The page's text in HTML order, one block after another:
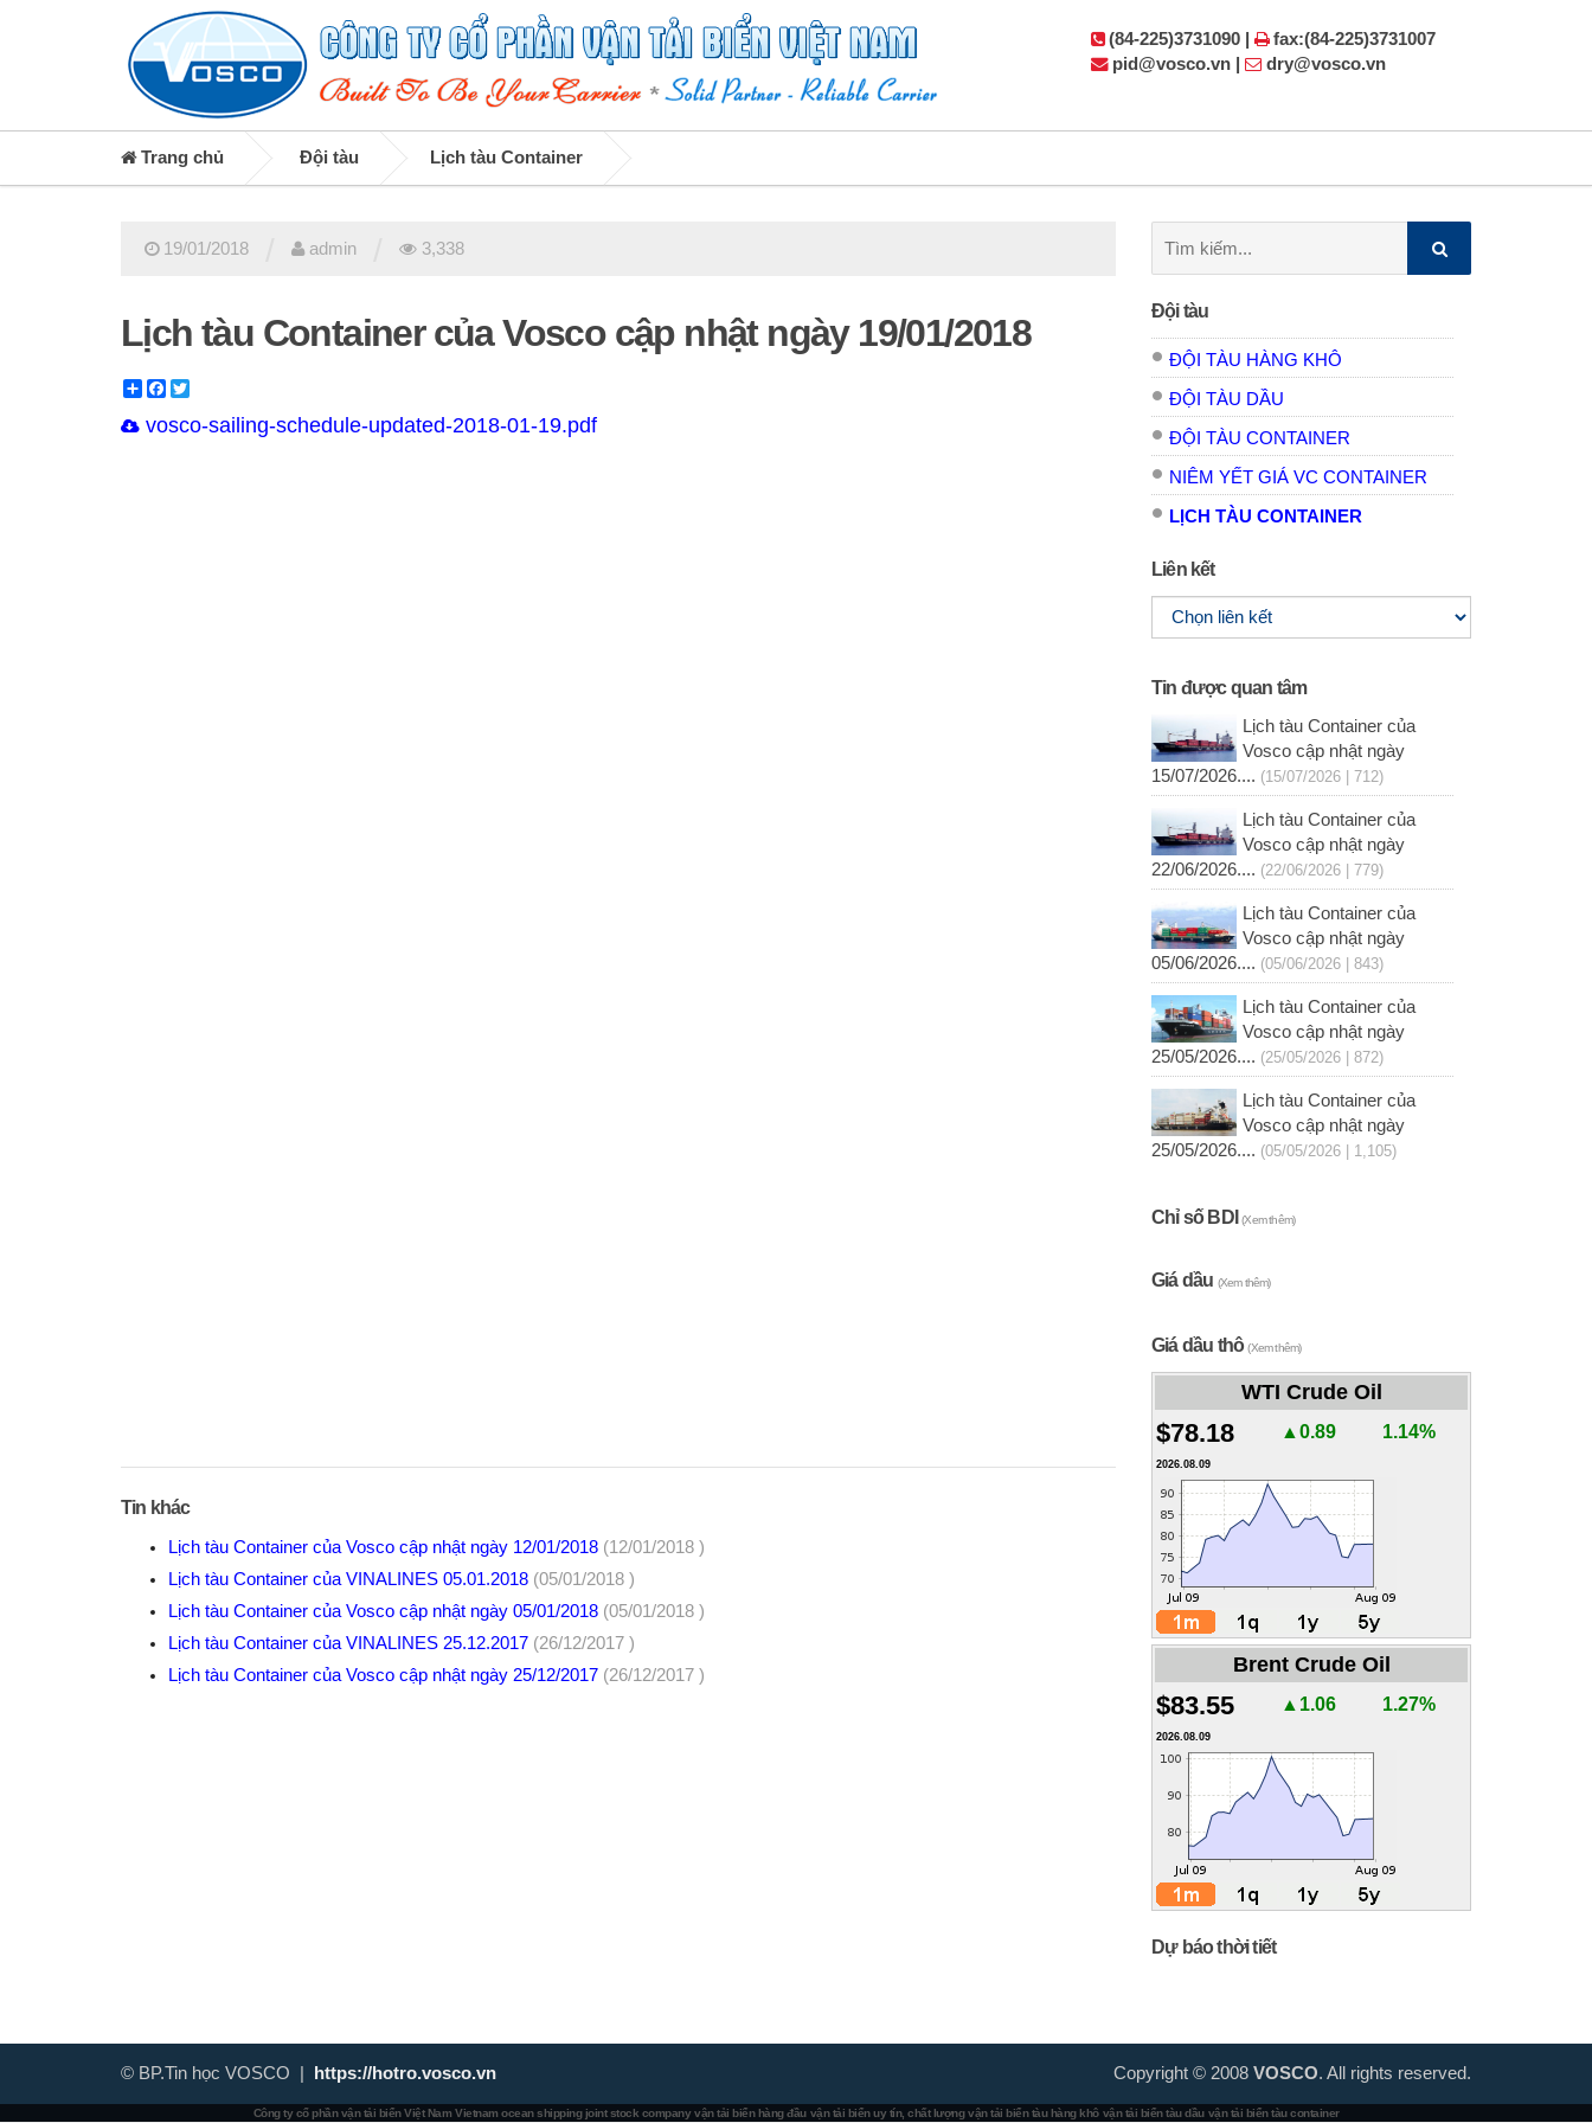
(84-225)3731090 |
fax:(84-225)3731007
pid@vosco.vn |
dry@vosco.vn
Trang chủ Đội tàu Lịch tàu Container
19/01/2018 admin 3,338
Lịch tàu Container của Vosco cập nhật ngày 19/01/2018
ShareFacebook
vosco-sailing-schedule-updated-2018-01-19.pdf
Tin khác
Lịch tàu Container của Vosco cập nhật ngày 12/01/2018 (12/01/2018 )
Lịch tàu Container của VINALINES 05.01.2018 (05/01/2018 )
Lịch tàu Container của Vosco cập nhật ngày 05/01/2018 (05/01/2018 )
Lịch tàu Container của VINALINES 25.12.2017 (26/12/2017 )
Lịch tàu Container của Vosco cập nhật ngày 25/12/2017 (26/12/2017 )
kiếm:
Đội tàu
ĐỘI TÀU HÀNG KHÔ
ĐỘI TÀU DẦU
ĐỘI TÀU CONTAINER
NIÊM YẾT GIÁ VC CONTAINER
LỊCH TÀU CONTAINER
Liên kết
Tin được quan tâm
Lịch tàu Container của
Vosco cập nhật ngày
15/07/2026.... (15/07/2026 | 712)
Lịch tàu Container của
Vosco cập nhật ngày
22/06/2026.... (22/06/2026 | 779)
Lịch tàu Container của
Vosco cập nhật ngày
05/06/2026.... (05/06/2026 | 843)
Lịch tàu Container của
Vosco cập nhật ngày
25/05/2026.... (25/05/2026 | 872)
Lịch tàu Container của
Vosco cập nhật ngày
25/05/2026.... (05/05/2026 | 1,105)
Chỉ số BDI(Xem thêm)
Giá dầu (Xem thêm)
Giá dầu thô(Xem thêm)
WTI Crude Oil
$78.18 ▲0.89 1.14%
2026.08.09
Brent Crude Oil
$83.55 ▲1.06 1.27%
2026.08.09
Dự báo thời tiết
© BP.Tin học VOSCO | https://hotro.vosco.vn Copyright © 2008 VOSCO. All rights reserved.
Công ty cổ phần vận tải biển Việt Nam Vietnam ocean shipping joint stock company vận tải biển hàng đầu vận tải biển uy tín, chất lượng vận tải biển tàu hàng khô vận tải biển tàu dầu vận tải biển tàu container